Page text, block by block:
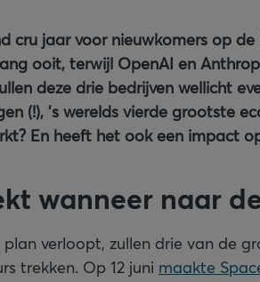
cru jaar voor nieuwkomers op
ooit, terwijl OpenAI en
deze drie bedrijven wellicht
(!), ’s werelds vierde grootste
En heeft het ook een impact
wanneer naar
plan verloopt, zullen drie van de
trekken. Op 12 juni maakte